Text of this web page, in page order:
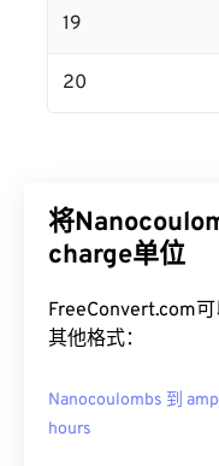
19
20
将
charge单位
FreeConvert.com
其他格式：
Nanocoulombs 到
hours